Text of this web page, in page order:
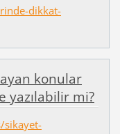
dikkat-
konular
yazılabilir mi?
sikayet-